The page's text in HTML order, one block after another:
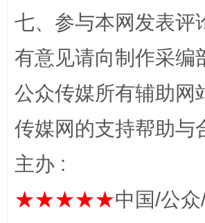
千年窑火 生生不息
揭开“小金库”的免责幌子
七、参与本网发表评
有意见请向制作采编
公众传媒所有辅助网
传媒网的支持帮助与
主办 :
★★★★★中国/公